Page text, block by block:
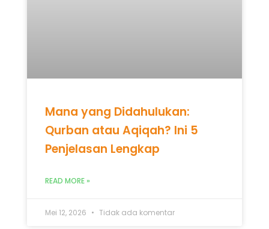
Mana yang Didahulukan:
Qurban atau Aqiqah? Ini 5
Penjelasan Lengkap
READ MORE »
Mei 12, 2026 Tidak ada komentar